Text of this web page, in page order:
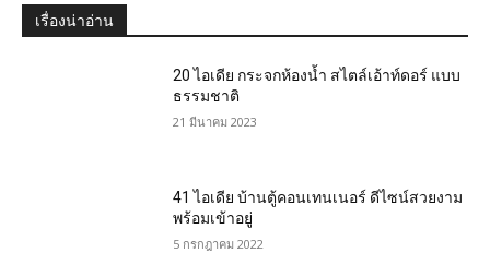
เรื่องน่าอ่าน
20 ไอเดีย กระจกห้องน้ำ สไตล์เอ้าท์ดอร์ แบบ
ธรรมชาติ
21 มีนาคม 2023
41 ไอเดีย บ้านตู้คอนเทนเนอร์ ดีไซน์สวยงาม
พร้อมเข้าอยู่
5 กรกฎาคม 2022